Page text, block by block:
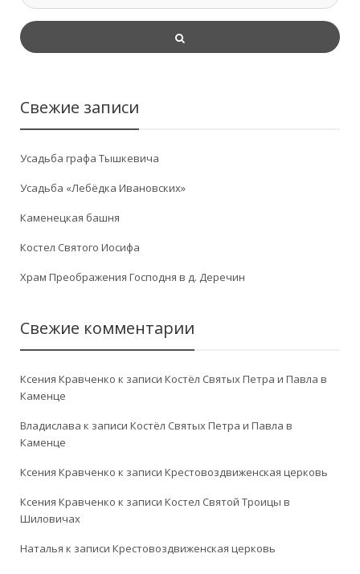
Свежие записи
Усадьба графа Тышкевича
Усадьба «Лебёдка Ивановских»
Каменецкая башня
Костел Святого Иосифа
Храм Преображения Господня в д. Деречин
Свежие комментарии
Ксения Кравченко к записи Костёл Святых Петра и Павла в
Каменце
Владислава к записи Костёл Святых Петра и Павла в
Каменце
Ксения Кравченко к записи Крестовоздвиженская церковь
Ксения Кравченко к записи Костел Святой Троицы в
Шиловичах
Наталья к записи Крестовоздвиженская церковь